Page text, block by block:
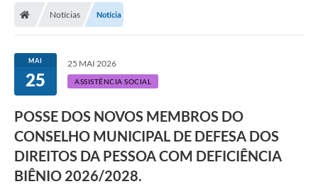
Notícias Notícia
MAI
25
25 MAI 2026
ASSISTÊNCIA SOCIAL
POSSE DOS NOVOS MEMBROS DO
CONSELHO MUNICIPAL DE DEFESA DOS
DIREITOS DA PESSOA COM DEFICIÊNCIA
BIÊNIO 2026/2028.